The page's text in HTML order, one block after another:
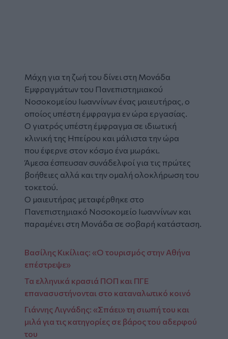
Μάχη για τη ζωή του δίνει στη Μονάδα
Εμφραγμάτων του Πανεπιστημιακού
Νοσοκομείου Ιωαννίνων ένας μαιευτήρας, ο
οποίος υπέστη έμφραγμα εν ώρα εργασίας.
Ο γιατρός υπέστη έμφραγμα σε ιδιωτική
κλινική της Ηπείρου και μάλιστα την ώρα
που έφερνε στον κόσμο ένα μωράκι.
Άμεσα έσπευσαν συνάδελφοί για τις πρώτες
βοήθειες αλλά και την ομαλή ολοκλήρωση του
τοκετού.
Ο μαιευτήρας μεταφέρθηκε στο
Πανεπιστημιακό Νοσοκομείο Ιωαννίνων και
παραμένει στη Μονάδα σε σοβαρή κατάσταση.
Βασίλης Κικίλιας: «Ο τουρισμός στην Αθήνα
επέστρεψε»
Τα ελληνικά κρασιά ΠΟΠ και ΠΓΕ
επανασυστήνονται στο καταναλωτικό κοινό
Γιάννης Λιγνάδης: «Σπάει» τη σιωπή του και
μιλά για τις κατηγορίες σε βάρος του αδερφού
του